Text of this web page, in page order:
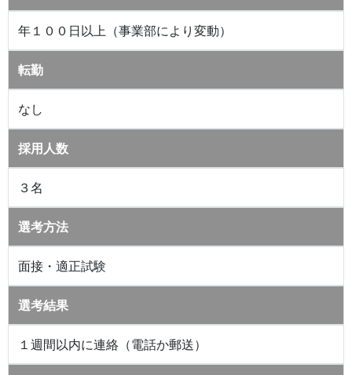
年１００日以上（事業部により変動）
転勤
なし
採用人数
３名
選考方法
面接・適正試験
選考結果
１週間以内に連絡（電話か郵送）